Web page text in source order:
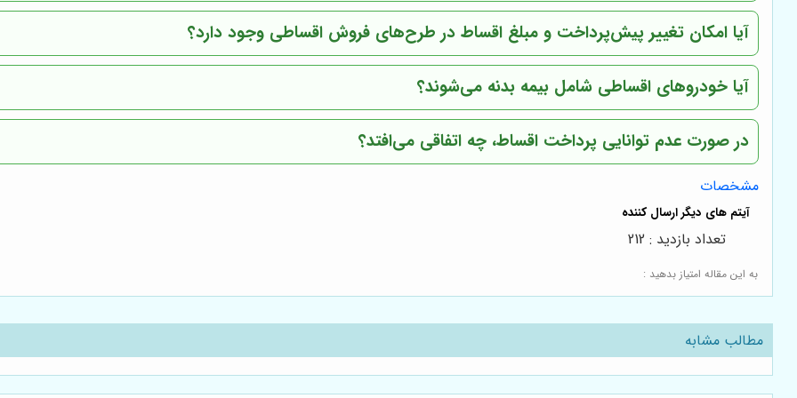
آیا امکان تغییر پیش‌پرداخت و مبلغ اقساط در طرح‌های فروش اقساطی وجود دارد؟
آیا خودروهای اقساطی شامل بیمه بدنه می‌شوند؟
در صورت عدم توانایی پرداخت اقساط، چه اتفاقی می‌افتد؟
مشخصات
به این مقاله امتیاز بدهید :
تعداد بازدید : 212
مطالب مشابه